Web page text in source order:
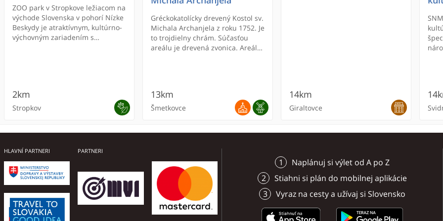
ZOO park v Stropkove ležiacom na
východe Slovenska v pohorí Nízke
Beskydy je atraktívnym, kultúrno-
výchovným zariadením s
2km
Stropkov
Gréckokatolícky drevený Kostol sv.
Michala Archanjela z roku 1752. Je
to trojdielny chrám. Súčasťou
areálu je drevená zvonica. Areál
storočia. Ikona Vzkriesenie Lazara,
sv. Michal a niektoré ďalšie sú zo
17. storočia. Ikonostas a oltár boli
13km
Šmetkovce
14km
Giraltovce
ZOO park Stropkov
Fontána Andy Warhola
Veľká Domaša
Hotel Alfa Olla apartmány Hotel Zelená Lagúna ****
Šemetkovce - Kostol sv.
Múzeum ukrajinskej
Národopisná expozícia v
HLAVNÍ PARTNERI PARTNERI
Naplánuj si výlet od A po Z
Stiahni si plán do mobilnej aplikácie
Vyraz na cesty a užívaj si Slovensko